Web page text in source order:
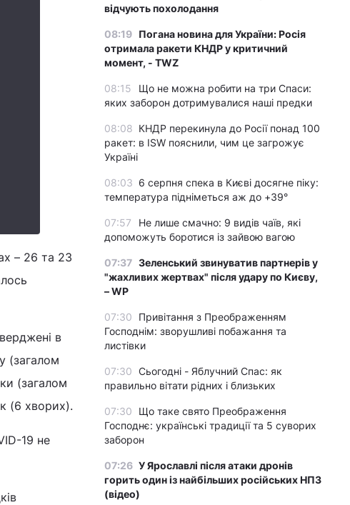
– 26 та 23
в
(загалом
(загалом
(6 хворих).
19 не
відчують похолодання
08:19 Погана новина для України: Росія
отримала ракети КНДР у критичний
момент, - TWZ
08:15
Що не можна робити на три Спаси:
яких заборон дотримувалися наші предки
08:08 КНДР перекинула до Росії понад 100
ракет: в ISW пояснили, чим це загрожує
Україні
08:03 6 серпня спека в Києві досягне піку:
температура підніметься аж до +39°
07:57
Не лише смачно: 9 видів чаїв, які
допоможуть боротися із зайвою вагою
07:37 Зеленський звинуватив партнерів у
"жахливих жертвах" після удару по Києву,
– WP
07:30
Привітання з Преображенням
Господнім: зворушливі побажання та
листівки
07:30 Сьогодні - Яблучний Спас: як
правильно вітати рідних і близьких
07:30
Що таке свято Преображення
Господнє: українські традиції та 5 суворих
заборон
07:26 У Ярославлі після атаки дронів
горить один із найбільших російських НПЗ
(відео)